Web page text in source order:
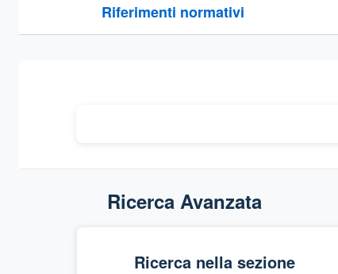
Riferimenti normativi
Sezione compressa
Ricerca Avanzata
Ricerca nella sezione